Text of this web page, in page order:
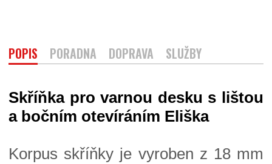
POPIS PORADNA DOPRAVA SLUŽBY
Skříňka pro varnou desku s lištou
a bočním otevíráním Eliška
Korpus skříňky je vyroben z 18 mm